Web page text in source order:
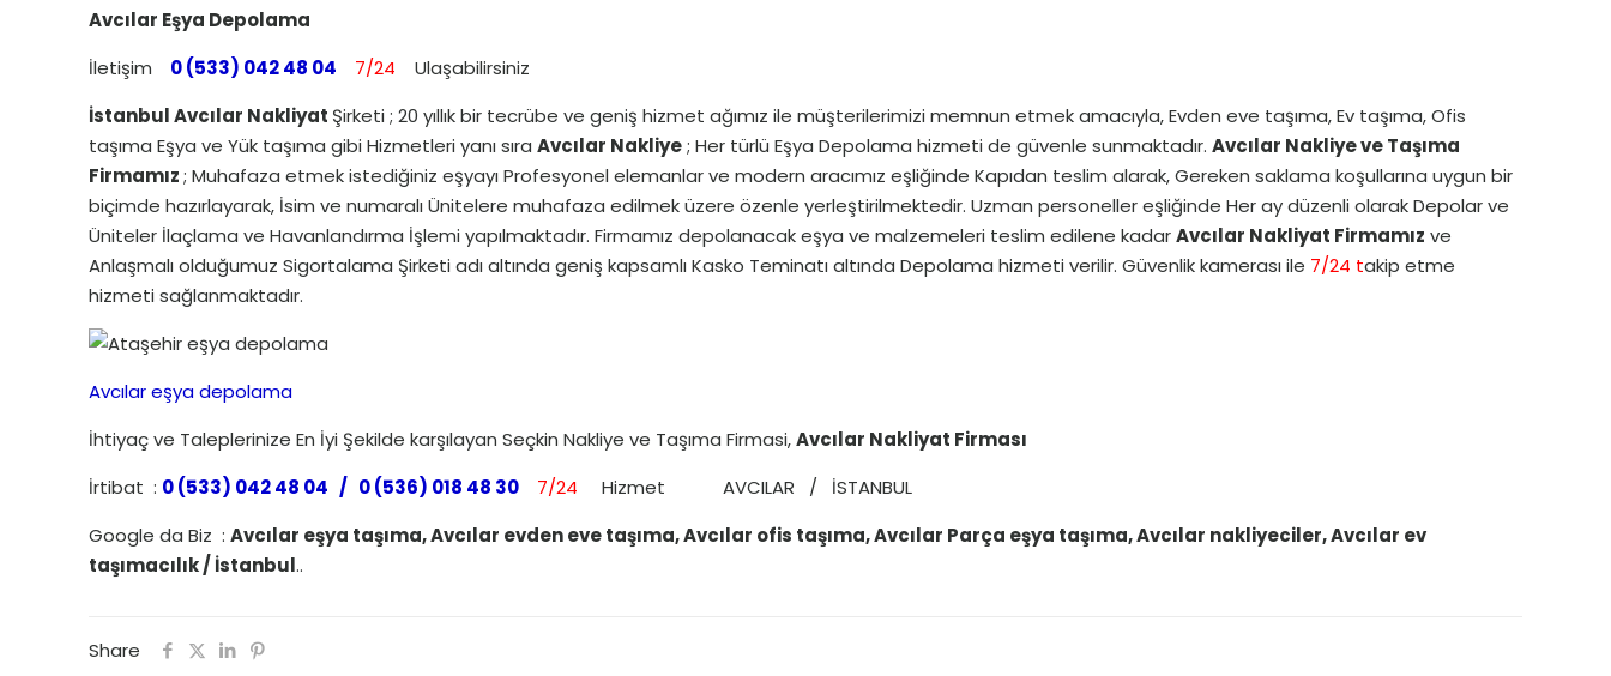
Avcılar Eşya Depolama
İletişim
0 (533) 042 48 04 7/24
Ulaşabilirsiniz
İstanbul Avcılar Nakliyat Şirketi ; 20 yıllık bir tecrübe ve geniş hizmet ağımız ile müşterilerimizi memnun etmek amacıyla, Evden eve taşıma, Ev taşıma, Ofis
taşıma Eşya ve Yük taşıma gibi Hizmetleri yanı sıraAvcılar Nakliye; Her türlü Eşya Depolama hizmeti de güvenle sunmaktadır.Avcılar Nakliye ve Taşıma
Firmamız; Muhafaza etmek istediğiniz eşyayı Profesyonel elemanlar ve modern aracımız eşliğinde Kapıdan teslim alarak, Gereken saklama koşullarına uygun bir
biçimde hazırlayarak, İsim ve numaralı Ünitelere muhafaza edilmek üzere özenle yerleştirilmektedir. Uzman personeller eşliğinde Her ay düzenli olarak Depolar ve
Üniteler İlaçlama ve Havanlandırma İşlemi yapılmaktadır. Firmamız depolanacak eşya ve malzemeleri teslim edilene kadarAvcılar Nakliyat Firmamız ve
Anlaşmalı olduğumuz Sigortalama Şirketi adı altında geniş kapsamlı Kasko Teminatı altında Depolama hizmeti verilir. Güvenlik kamerası ile 7/24 takip etme
hizmeti sağlanmaktadır.
Avcılar eşya depolama
İhtiyaç ve Taleplerinize En İyi Şekilde karşılayan Seçkin Nakliye ve Taşıma Firmasi,Avcılar Nakliyat Firması
İrtibat : 0 (533) 042 48 04 / 0 (536) 018 48 30 7/24
Hizmet AVCILAR / İSTANBUL
Google da Biz :Avcılar eşya taşıma, Avcılar evden eve taşıma, Avcılar ofis taşıma, Avcılar Parça eşya taşıma, Avcılar nakliyeciler, Avcılar ev
taşımacılık / İstanbul..
Share